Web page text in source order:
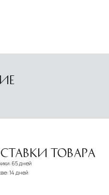
ТОВАРА
65 дней
14 дней